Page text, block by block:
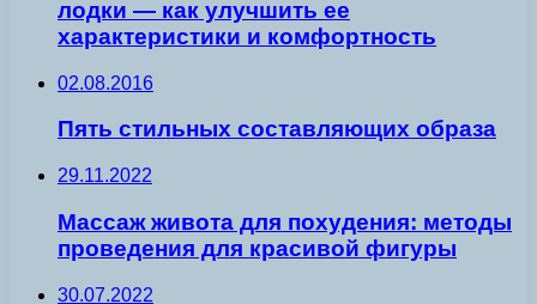
лодки — как улучшить ее
характеристики и комфортность
02.08.2016
Пять стильных составляющих образа
29.11.2022
Массаж живота для похудения: методы
проведения для красивой фигуры
30.07.2022